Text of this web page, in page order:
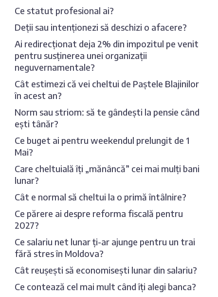
Ce statut profesional ai?
Deții sau intenționezi să deschizi o afacere?
Ai redirecționat deja 2% din impozitul pe venit
pentru susținerea unei organizații
neguvernamentale?
Cât estimezi că vei cheltui de Paștele Blajinilor
în acest an?
Norm sau striom: să te gândești la pensie când
ești tânăr?
Ce buget ai pentru weekendul prelungit de 1
Mai?
Care cheltuială îți „mănâncă” cei mai mulți bani
lunar?
Cât e normal să cheltui la o primă întâlnire?
Ce părere ai despre reforma fiscală pentru
2027?
Ce salariu net lunar ți-ar ajunge pentru un trai
fără stres în Moldova?
Cât reușești să economisești lunar din salariu?
Ce contează cel mai mult când îți alegi banca?